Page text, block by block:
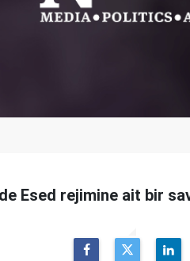
Esed rejimine ait bir